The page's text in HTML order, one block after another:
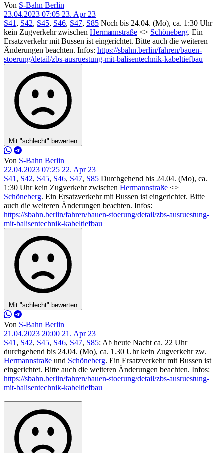
Von S-Bahn Berlin
23.04.2023 07:05 23. Apr 23
S41 , S42, S45, S46, S47, S85 Noch bis 24.04. (Mo), ca. 1:30 Uhr
kein Zugverkehr zwischen Hermannstraße <> Schöneberg. Ein
Ersatzverkehr mit Bussen ist eingerichtet. Bitte auch die weiteren
Änderungen beachten. Infos: https://sbahn.berlin/fahren/bauen-
stoerung/detail/zbs-ausruestung-mit-balisentechnik-kabeltiefbau
Mit "schlecht" bewerten
Von S-Bahn Berlin
22.04.2023 07:25 22. Apr 23
S41 , S42, S45, S46, S47, S85 Durchgehend bis 24.04. (Mo), ca.
1:30 Uhr kein Zugverkehr zwischen Hermannstraße <>
Schöneberg. Ein Ersatzverkehr mit Bussen ist eingerichtet. Bitte
auch die weiteren Änderungen beachten. Infos:
https://sbahn.berlin/fahren/bauen-stoerung/detail/zbs-ausruestung-
mit-balisentechnik-kabeltiefbau
Mit "schlecht" bewerten
Von S-Bahn Berlin
21.04.2023 20:00 21. Apr 23
S41 , S42, S45, S46, S47, S85: Ab heute Nacht ca. 22 Uhr
durchgehend bis 24.04. (Mo), ca. 1.30 Uhr kein Zugverkehr zw.
Hermannstraße und Schöneberg. Ein Ersatzverkehr mit Bussen ist
eingerichtet. Bitte auch die weiteren Änderungen beachten. Infos:
https://sbahn.berlin/fahren/bauen-stoerung/detail/zbs-ausruestung-
mit-balisentechnik-kabeltiefbau